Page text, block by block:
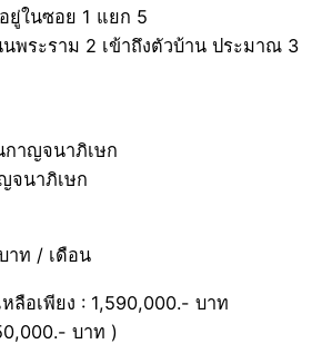
ยู่ในซอย 1 แยก 5
พระราม 2 เข้าถึงตัวบ้าน ประมาณ 3
กาญจนาภิเษก
จนาภิเษก
าท / เดือน
ลือเพียง : 1,590,000.- บาท
บาท )